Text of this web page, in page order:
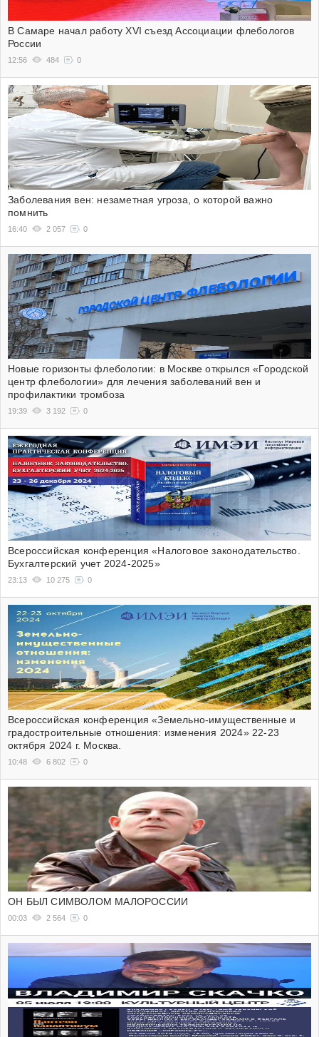
В Самаре начал работу XVI съезд Ассоциации флебологов
России
12:56 484 0
Заболевания вен: незаметная угроза, о которой важно
помнить
16:40 2 057 0
Новые горизонты флебологии: в Москве открылся «Городской
центр флебологии» для лечения заболеваний вен и
профилактики тромбоза
19:39 3 192 0
Всероссийская конференция «Налоговое законодательство.
Бухгалтерский учет 2024-2025»
23:13 10 275 0
Всероссийская конференция «Земельно-имущественные и
градостроительные отношения: изменения 2024» 22-23
октября 2024 г. Москва.
10:48 6 802 0
ОН БЫЛ СИМВОЛОМ МАЛОРОССИИ
00:03 2 564 0